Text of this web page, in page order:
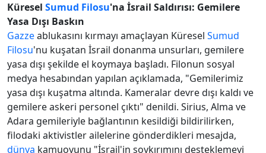
Küresel Sumud Filosu'na İsrail Saldırısı: Gemilere
Yasa Dışı Baskın
Gazzeablukasını kırmayı amaçlayan Küresel Sumud
Filosu'nu kuşatan İsrail donanma unsurları, gemilere
yasa dışı şekilde el koymaya başladı. Filonun sosyal
medya hesabından yapılan açıklamada, "Gemilerimiz
yasa dışı kuşatma altında. Kameralar devre dışı kaldı ve
gemilere askeri personel çıktı" denildi. Sirius, Alma ve
Adara gemileriyle bağlantının kesildiği bildirilirken,
filodaki aktivistler ailelerine gönderdikleri mesajda,
dünya kamuoyunu "İsrail'in soykırımını desteklemeyi